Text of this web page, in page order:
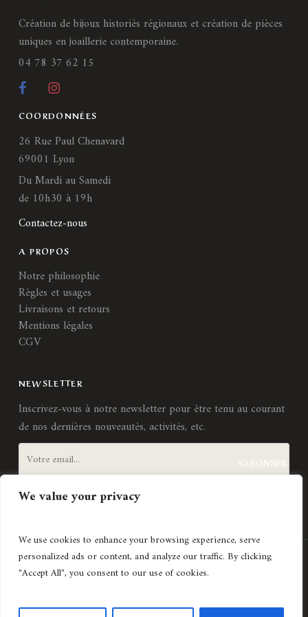
We value your privacy
We use cookies to enhance your browsing experience, serve
personalized ads or content, and analyze our traffic. By clicking
"Accept All", you consent to our use of cookies.
Création de bijoux historiés régionaux et création de pièces
uniques en joaillerie contemporaine.
04 78 37 62 15
COORDONNÉES
26 Rue Paul Chenavard
69001 Lyon
Du Mardi au Samedi
de 10h30 à 19h
Contactez-nous
A PROPOS
Notre philosophie
Règles et usages
Livraisons et retours
Mentions légales
CGV
NEWSLETTER
Inscrivez-vous à notre newsletter pour être tenu au courant
de nos dernières nouveautés, activités, etc.
J'accepte lestermes et conditions
Création de site internetAgence Lyonnaise © Copyright 2021